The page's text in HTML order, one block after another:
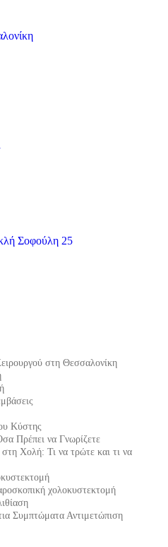
Σοφούλη 25
στη Θεσσαλονίκη
Κύστης
Πρέπει να Γνωρίζετε
Χολή: Τι να τρώτε και τι να
χολοκυστεκτομή
Συμπτώματα Αντιμετώπιση